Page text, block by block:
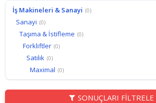
İş Makineleri & Sanayi (0)
Sanayi (0)
Taşıma & İstifleme (0)
Forkliftler (0)
Satılık (0)
Maximal (0)
SONUÇLARI FİLTRELE